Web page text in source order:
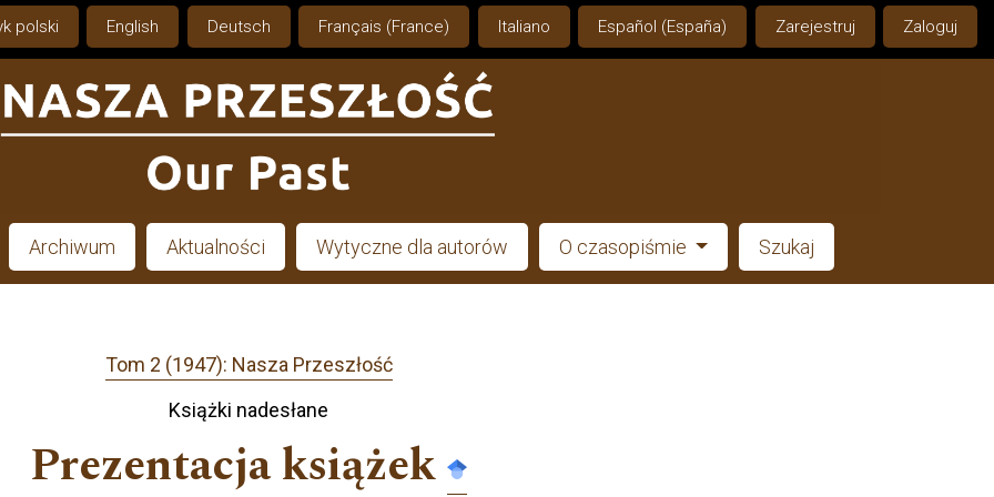
polski English Deutsch Français (France) Italiano Español (España) Zarejestruj Zaloguj
Archiwum Aktualności Wytyczne dla autorów O czasopiśmie Szukaj
Tom 2 (1947): Nasza Przeszłość
Książki nadesłane
Prezentacja książek